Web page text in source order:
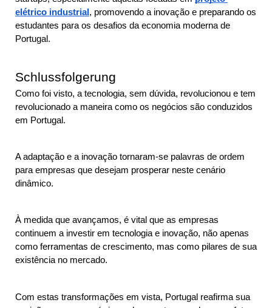
elétrico industrial , promovendo a inovação e preparando os
estudantes para os desafios da economia moderna de
Portugal.
Schlussfolgerung
Como foi visto, a tecnologia, sem dúvida, revolucionou e tem
revolucionado a maneira como os negócios são conduzidos
em Portugal.
A adaptação e a inovação tornaram-se palavras de ordem
para empresas que desejam prosperar neste cenário
dinâmico.
À medida que avançamos, é vital que as empresas
continuem a investir em tecnologia e inovação, não apenas
como ferramentas de crescimento, mas como pilares de sua
existência no mercado.
Com estas transformações em vista, Portugal reafirma sua